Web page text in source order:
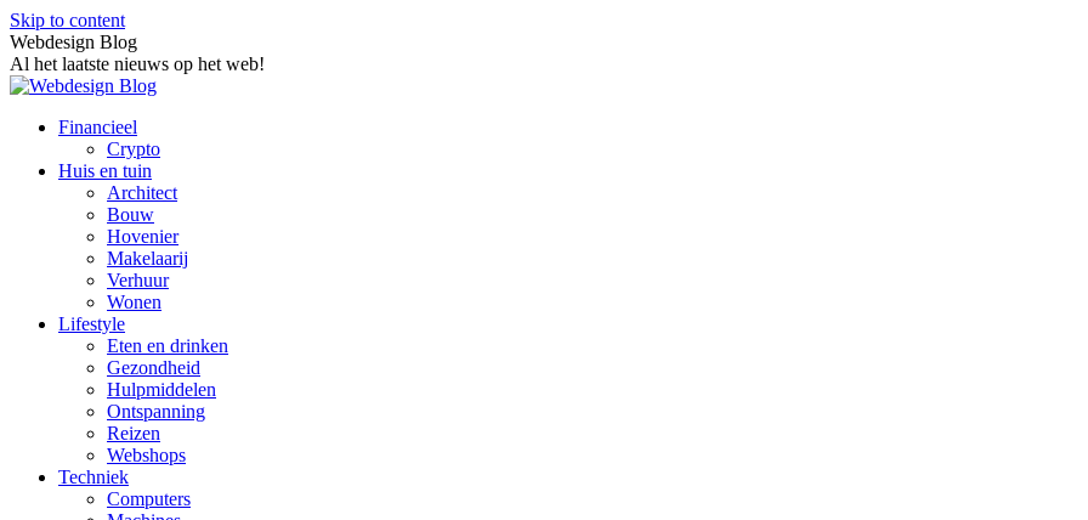
Skip to content
Webdesign Blog
Al het laatste nieuws op het web!
Financieel
Crypto
Huis en tuin
Architect
Bouw
Hovenier
Makelaarij
Verhuur
Wonen
Lifestyle
Eten en drinken
Gezondheid
Hulpmiddelen
Ontspanning
Reizen
Webshops
Techniek
Computers